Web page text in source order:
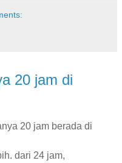
20 jam di
20 jam berada di
dari 24 jam,